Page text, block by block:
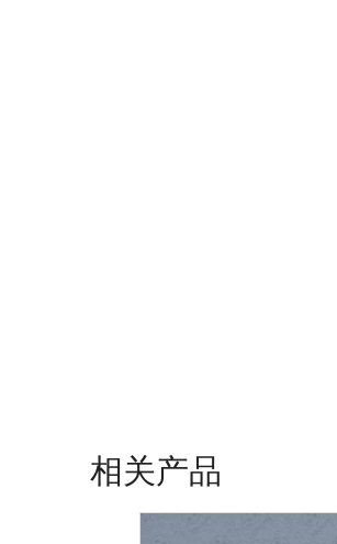
相关产品